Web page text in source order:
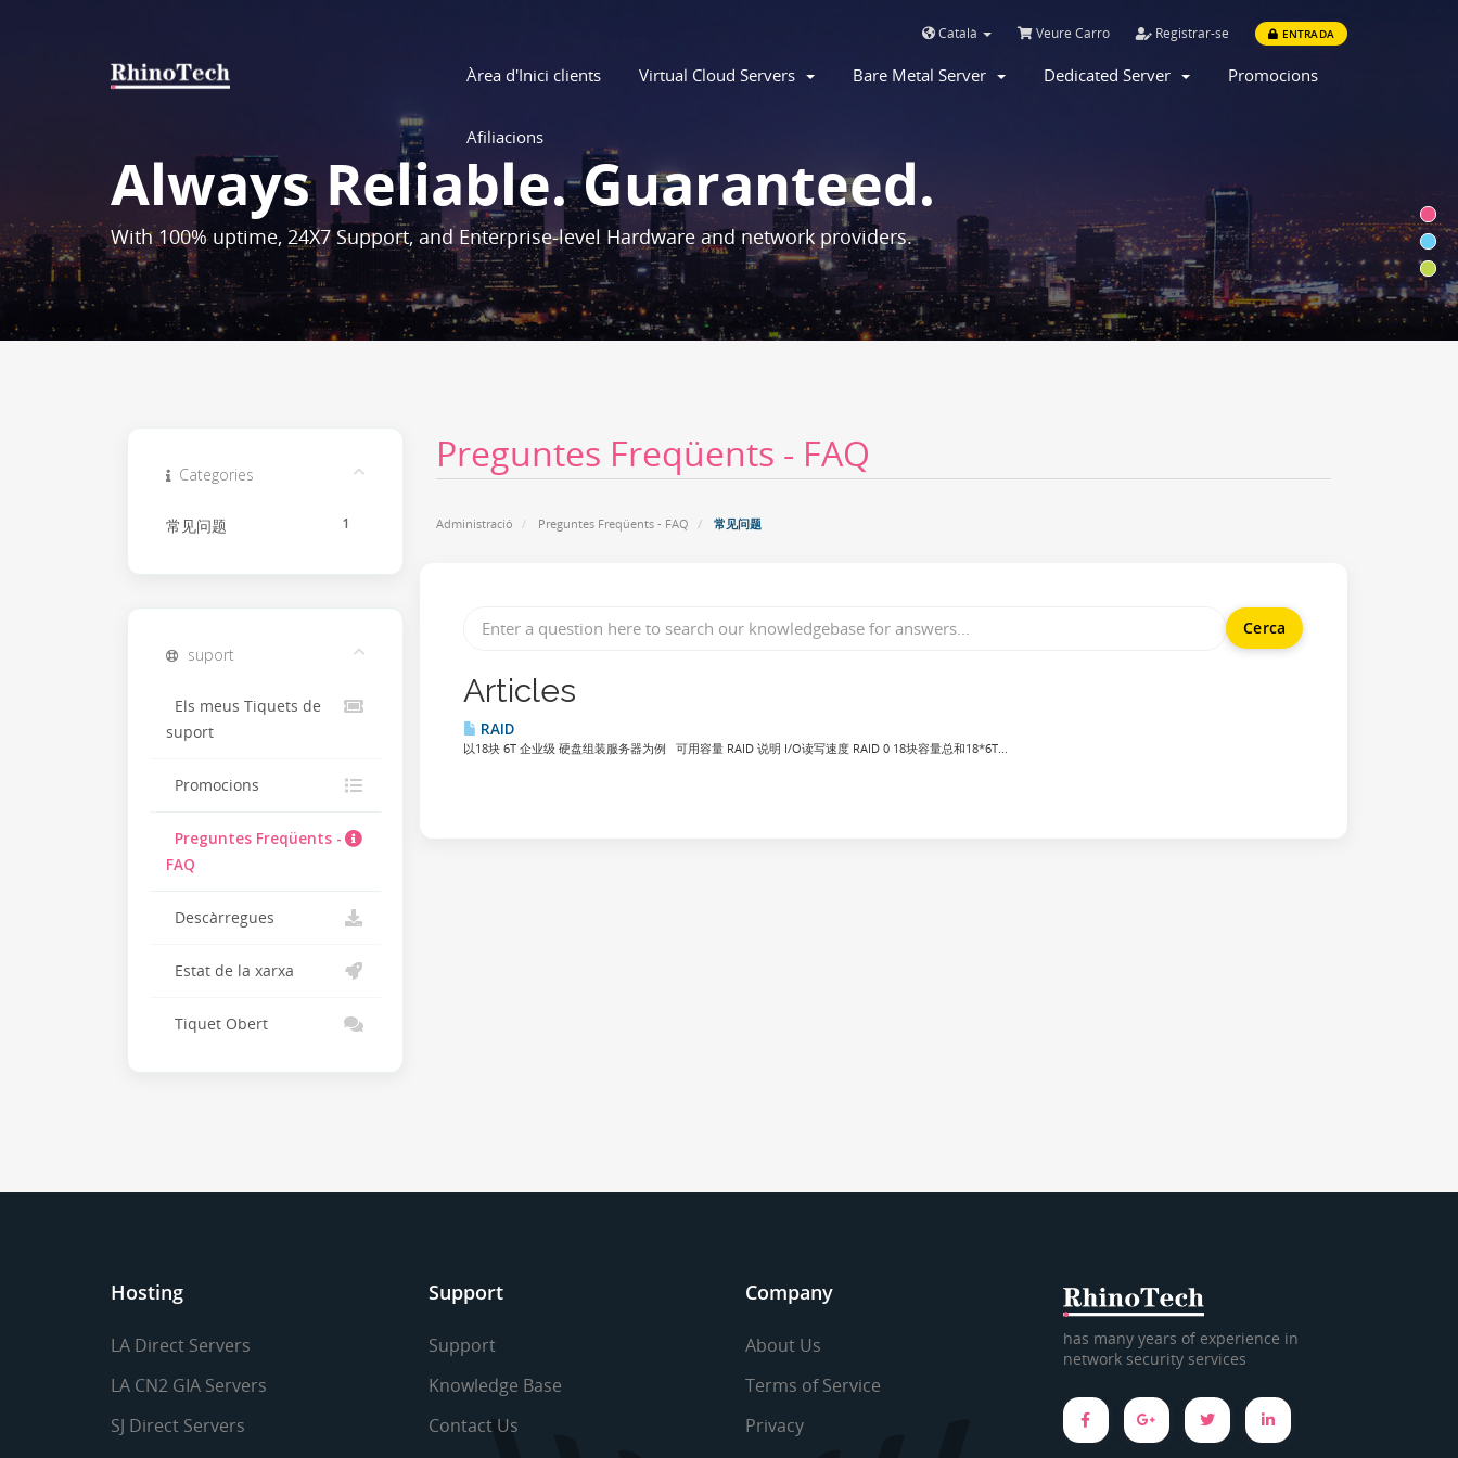
Català Veure Carro Registrar-se ENTRADA
Àrea d'Inici clients Virtual Cloud Servers Bare Metal Server Dedicated Server Promocions
Afiliacions
Always Reliable. Guaranteed.
With 100% uptime, 24X7 Support, and Enterprise-level Hardware and network providers.
Preguntes Freqüents - FAQ
Administració Preguntes Freqüents - FAQ 常见问题
Categories
1
常见问题
Articles
RAID
以18块 6T 企业级 硬盘组装服务器为例 可用容量 RAID 说明 I/O读写速度 RAID 0 18块容量总和18*6T...
suport
Els meus Tiquets de
suport
Promocions
Preguntes Freqüents -
FAQ
Descàrregues
Estat de la xarxa
Tiquet Obert
Hosting
LA Direct Servers
LA CN2 GIA Servers
SJ Direct Servers
Support
Support
Knowledge Base
Contact Us
Company
About Us
Terms of Service
Privacy
has many years of experience in
network security services